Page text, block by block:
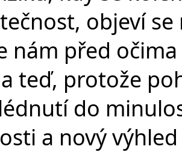
objeví
nám před
teď, protože
do
a nový